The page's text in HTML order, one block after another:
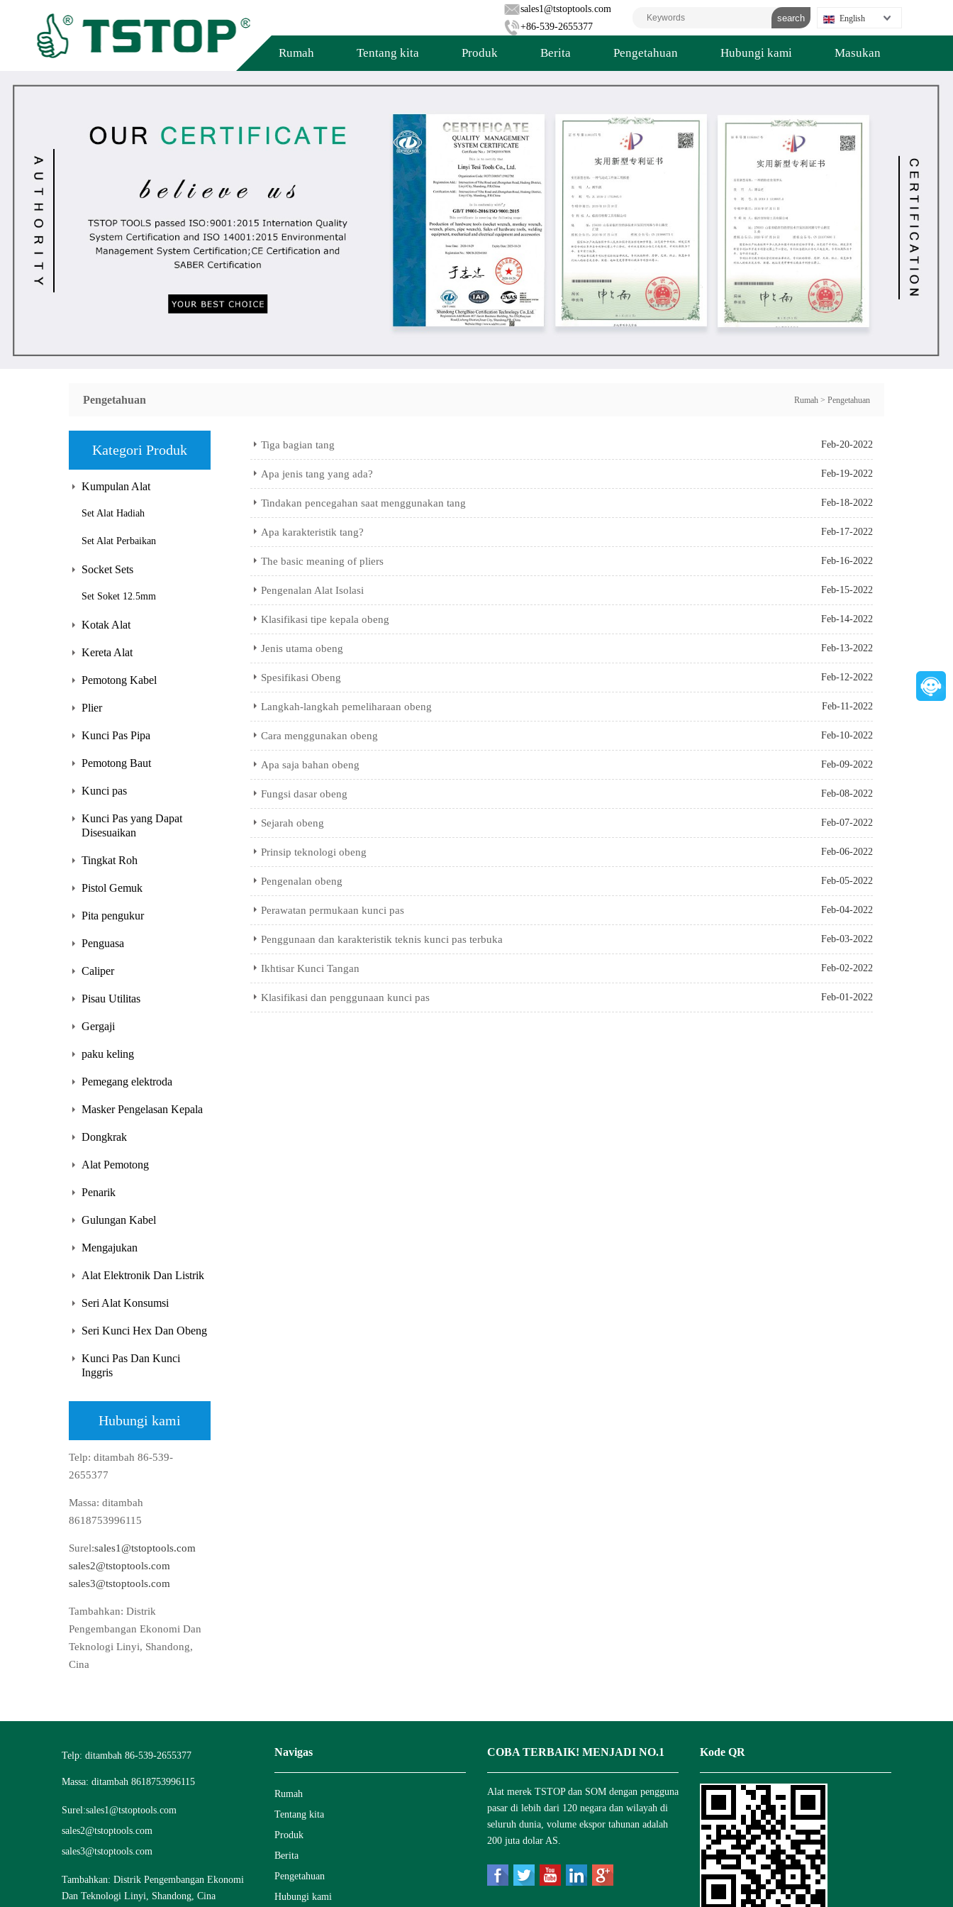
sales1@tstoptools.com
+86-539-2655377
English
Rumah Tentang kita Produk Berita Pengetahuan Hubungi kami Masukan
Pengetahuan Rumah > Pengetahuan
Kategori Produk
Kumpulan Alat
Set Alat Hadiah
Set Alat Perbaikan
Socket Sets
Set Soket 12.5mm
Kotak Alat
Kereta Alat
Pemotong Kabel
Plier
Kunci Pas Pipa
Pemotong Baut
Kunci pas
Kunci Pas yang Dapat
Disesuaikan
Tingkat Roh
Pistol Gemuk
Pita pengukur
Penguasa
Caliper
Pisau Utilitas
Gergaji
paku keling
Pemegang elektroda
Masker Pengelasan Kepala
Dongkrak
Alat Pemotong
Penarik
Gulungan Kabel
Mengajukan
Alat Elektronik Dan Listrik
Seri Alat Konsumsi
Seri Kunci Hex Dan Obeng
Kunci Pas Dan Kunci
Inggris
Hubungi kami
Telp: ditambah 86-539-
2655377
Massa: ditambah
8618753996115
Surel:sales1@tstoptools.com
sales2@tstoptools.com
sales3@tstoptools.com
Tambahkan: Distrik
Pengembangan Ekonomi Dan
Teknologi Linyi, Shandong,
Cina
Tiga bagian tang Feb-20-2022
Apa jenis tang yang ada? Feb-19-2022
Tindakan pencegahan saat menggunakan tang Feb-18-2022
Apa karakteristik tang? Feb-17-2022
The basic meaning of pliers Feb-16-2022
Pengenalan Alat Isolasi Feb-15-2022
Klasifikasi tipe kepala obeng Feb-14-2022
Jenis utama obeng Feb-13-2022
Spesifikasi Obeng Feb-12-2022
Langkah-langkah pemeliharaan obeng Feb-11-2022
Cara menggunakan obeng Feb-10-2022
Apa saja bahan obeng Feb-09-2022
Fungsi dasar obeng Feb-08-2022
Sejarah obeng Feb-07-2022
Prinsip teknologi obeng Feb-06-2022
Pengenalan obeng Feb-05-2022
Perawatan permukaan kunci pas Feb-04-2022
Penggunaan dan karakteristik teknis kunci pas terbuka Feb-03-2022
Ikhtisar Kunci Tangan Feb-02-2022
Klasifikasi dan penggunaan kunci pas Feb-01-2022
Telp: ditambah 86-539-2655377
Massa: ditambah 8618753996115
Surel:sales1@tstoptools.com
sales2@tstoptools.com
sales3@tstoptools.com
Tambahkan: Distrik Pengembangan Ekonomi
Dan Teknologi Linyi, Shandong, Cina
Navigas
Rumah
Tentang kita
Produk
Berita
Pengetahuan
Hubungi kami
COBA TERBAIK! MENJADI NO.1
Alat merek TSTOP dan SOM dengan pengguna
pasar di lebih dari 120 negara dan wilayah di
seluruh dunia, volume ekspor tahunan adalah
200 juta dolar AS.
Kode QR